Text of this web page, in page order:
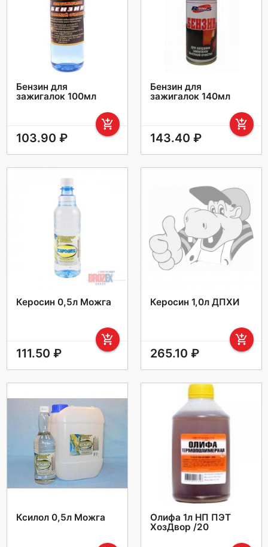
Бензин для
зажигалок 100мл
add_shopping_cart
103.90 ₽
Бензин для
зажигалок 140мл
add_shopping_cart
143.40 ₽
Керосин 0,5л Можга
add_shopping_cart
111.50 ₽
Керосин 1,0л ДПХИ
add_shopping_cart
265.10 ₽
Ксилол 0,5л Можга
Олифа 1л НП ПЭТ
ХозДвор /20